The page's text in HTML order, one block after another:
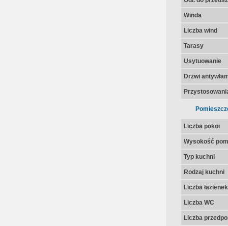
Winda
Liczba wind
Tarasy
Usytuowanie
Drzwi
Liczba pokoi
Wysokość
Typ kuchni
Rodzaj kuchni
Liczba łazienek
Liczba WC
Liczba